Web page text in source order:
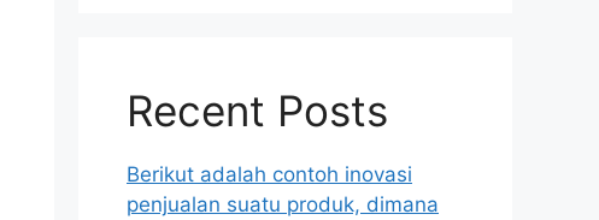
Recent Posts
Berikut adalah contoh inovasi
penjualan suatu produk, dimana